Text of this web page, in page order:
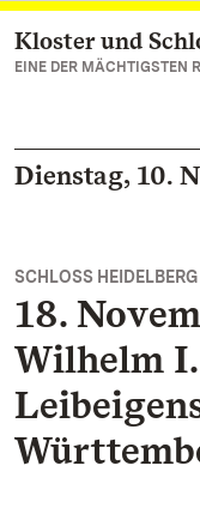
Zum
Kloster und
EINE DER MÄCHTIGSTEN
Dienstag, 10.
SCHLOSS
18.
Wilhelm